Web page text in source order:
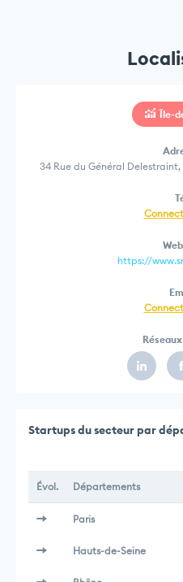
Île-
34 Rue du Général Delestraint,
https://
Startups du secteur par
Évol. Départements
Paris
Hauts-de-Seine